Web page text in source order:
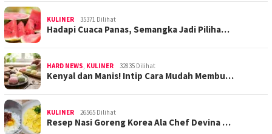
KULINER 35371 Dilihat
Hadapi Cuaca Panas, Semangka Jadi Piliha…
HARD NEWS KULINER 32835 Dilihat
Kenyal dan Manis! Intip Cara Mudah Membu…
KULINER 26565 Dilihat
Resep Nasi Goreng Korea Ala Chef Devina …